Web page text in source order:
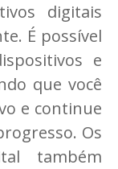
digitais
É possível
e
que você
e continue
Os
também